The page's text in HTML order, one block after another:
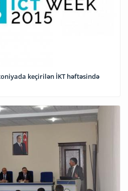
keçirilən İKT həftəsində